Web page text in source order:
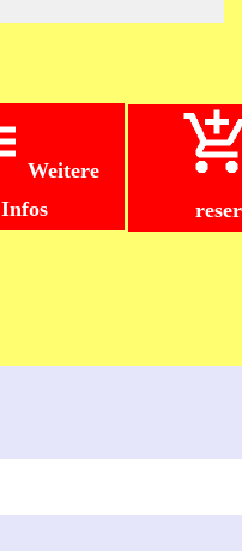
Weitere
Infos